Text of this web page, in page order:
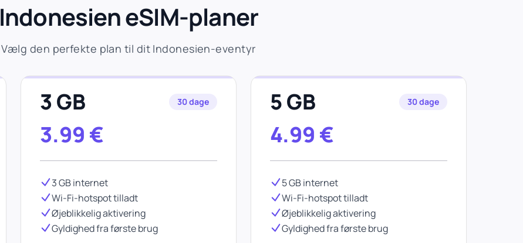
Indonesien eSIM-planer
Vælg den perfekte plan til dit Indonesien-eventyr
3 GB 30 dage
3.99 €
3 GB internet
Wi-Fi-hotspot tilladt
Øjeblikkelig aktivering
Gyldighed fra første brug
5 GB 30 dage
4.99 €
5 GB internet
Wi-Fi-hotspot tilladt
Øjeblikkelig aktivering
Gyldighed fra første brug